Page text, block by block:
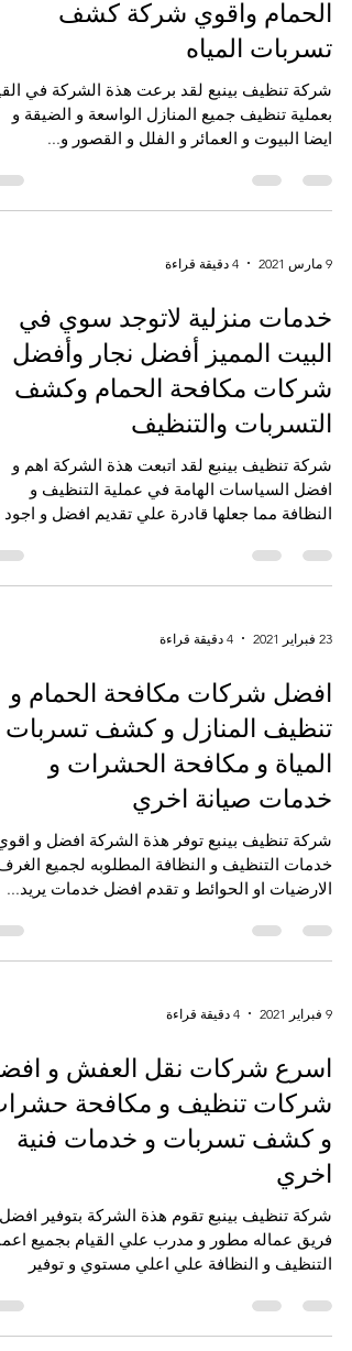
الحمام واقوي شركة كشف
تسربات المياه
شركة تنظيف بينبع لقد برعت هذة الشركة في
بعملية تنظيف جميع المنازل الواسعة و الضيقة و
ايضا البيوت و العمائر و الفلل و القصور و...
9 مارس 2021 4 دقيقة قراءة
خدمات منزلية لاتوجد سوي في
البيت المميز أفضل نجار وأفضل
شركات مكافحة الحمام وكشف
التسربات والتنظيف
شركة تنظيف بينبع لقد اتبعت هذة الشركة اهم و
افضل السياسات الهامة في عملية التنظيف و
النظافة مما جعلها قادرة علي تقديم افضل و اجود
23 فبراير 2021 4 دقيقة قراءة
افضل شركات مكافحة الحمام و
تنظيف المنازل و كشف تسربات
المياة و مكافحة الحشرات و
خدمات صيانة اخري
شركة تنظيف بينبع توفر هذة الشركة افضل و
خدمات التنظيف و النظافة المطلوبه لجميع
الارضيات او الحوائط و تقدم افضل خدمات يريد...
9 فبراير 2021 4 دقيقة قراءة
اسرع شركات نقل العفش و
شركات تنظيف و مكافحة
و كشف تسربات و خدمات فنية
اخري
شركة تنظيف بينبع تقوم هذة الشركة بتوفير افضل
فريق عماله مطور و مدرب علي القيام بجميع
التنظيف و النظافة علي اعلي مستوي و توفير